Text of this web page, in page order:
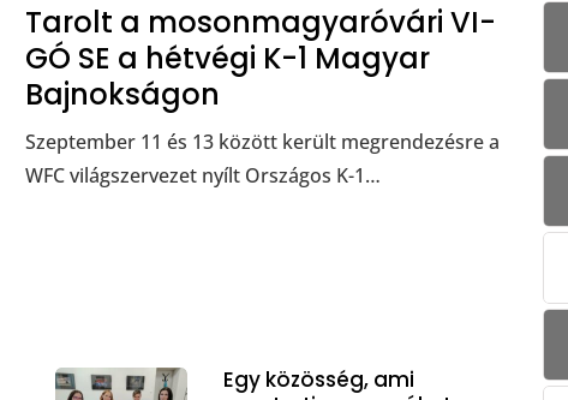
Tarolt a mosonmagyaróvári VI-
GÓ SE a hétvégi K-1 Magyar
Bajnokságon
Szeptember 11 és 13 között került megrendezésre a
WFC világszervezet nyílt Országos K-1…
Egy közösség, ami